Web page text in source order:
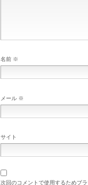
名前 ※
メール ※
サイト
次回のコメントで使用するためブ